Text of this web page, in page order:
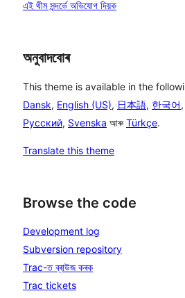
এই থীম সন্দৰ্ভে অভিযোগ দিয়ক
অনুবাদবোৰ
This theme is available in the
Dansk, English (US), 日本語, 한국어,
Русский, Svenska আৰুTürkçe.
Translate this theme
Browse the code
Development log
Subversion repository
Trac-ত ব্ৰাউজ কৰক
Trac tickets